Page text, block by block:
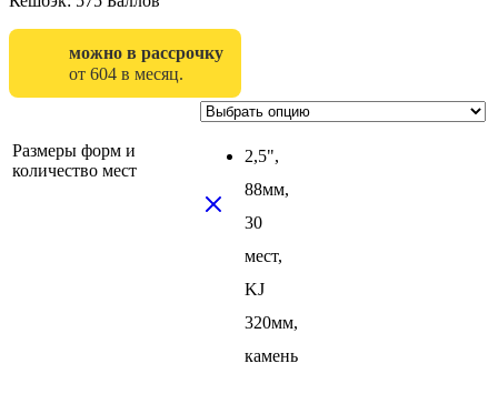
можно в рассрочку
от 604 в месяц.
Размеры форм и
количество мест
2,5",
88мм,
30
мест,
KJ
320мм,
камень